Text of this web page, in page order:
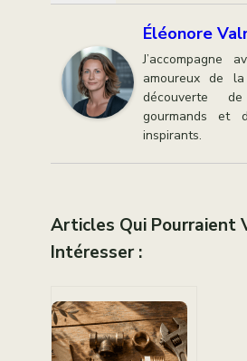
Éléonore
J’accompagne
amoureux de
découverte
gourmands et
inspirants.
Articles Qui Pourraient
Intéresser :